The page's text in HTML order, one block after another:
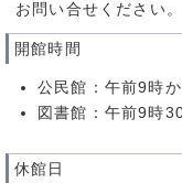
お問い合せください。
開館時間
公民館：午前9時
図書館：午前9時
休館日